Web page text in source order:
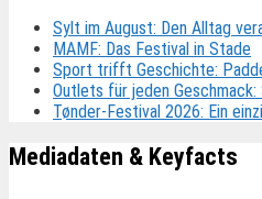
Sylt im August: Den Alltag
MAMF: Das Festival in Stade
Sport trifft Geschichte:
Outlets für jeden
Tønder-Festival 2026: Ein
Mediadaten & Keyfacts